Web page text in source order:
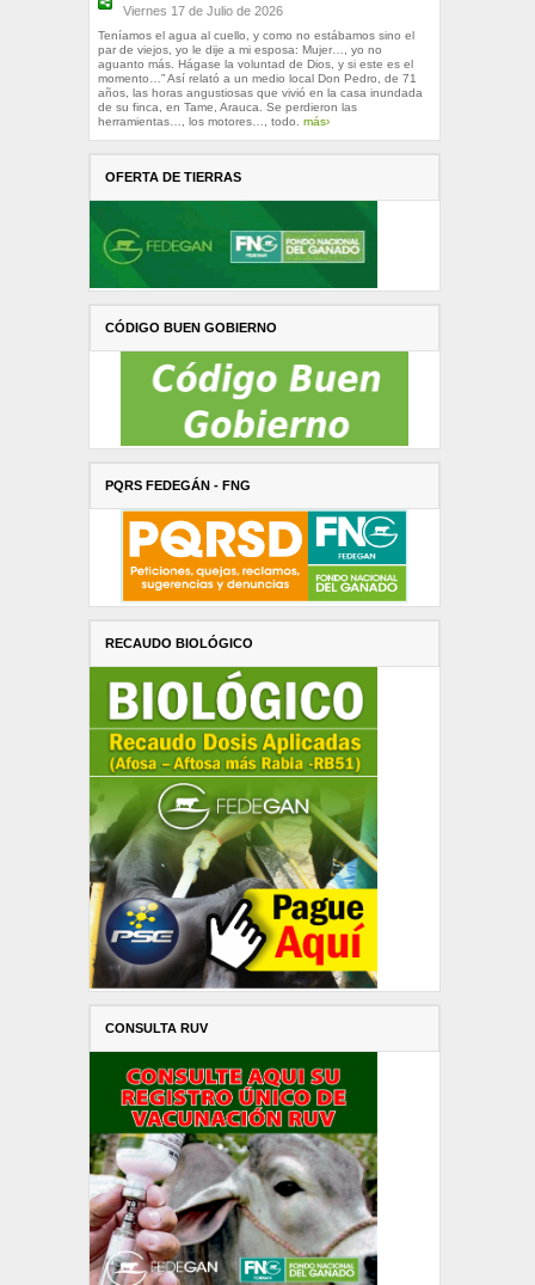
Viernes 17 de Julio de 2026
Teníamos el agua al cuello, y como no estábamos sino el
par de viejos, yo le dije a mi esposa: Mujer…, yo no
aguanto más. Hágase la voluntad de Dios, y si este es el
momento…” Así relató a un medio local Don Pedro, de 71
años, las horas angustiosas que vivió en la casa inundada
de su finca, en Tame, Arauca. Se perdieron las
herramientas…, los motores…, todo. más›
OFERTA DE TIERRAS
CÓDIGO BUEN GOBIERNO
PQRS FEDEGÁN - FNG
RECAUDO BIOLÓGICO
CONSULTA RUV